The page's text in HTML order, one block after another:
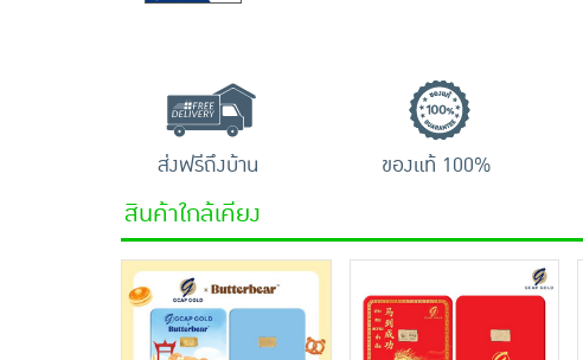
ส่งฟรีถึงบ้าน ของแท้ 100%
สินค้าใกล้เคียง